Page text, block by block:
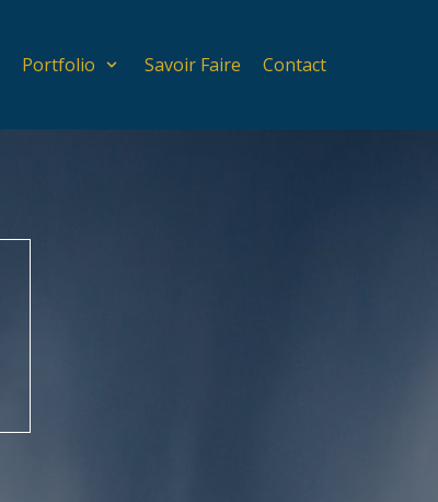
Portfolio Savoir Faire Contact